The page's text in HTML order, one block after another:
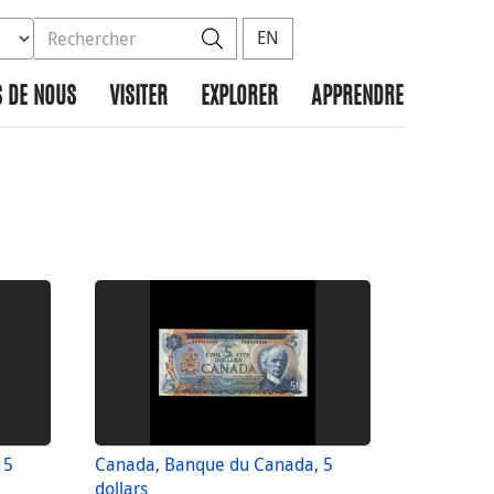
la base de données à rechercher
le site Rechercher
EN
DE NOUS VISITER EXPLORER APPRENDRE
Canada, Banque du Canada, 5
dollars